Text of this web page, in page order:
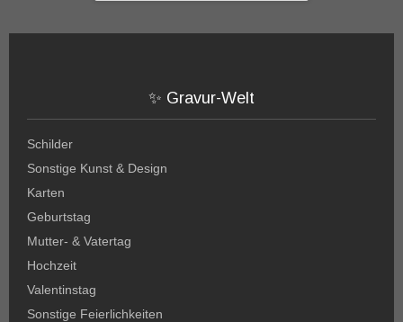
✨ Gravur-Welt
Schilder
Sonstige Kunst & Design
Karten
Geburtstag
Mutter- & Vatertag
Hochzeit
Valentinstag
Sonstige Feierlichkeiten